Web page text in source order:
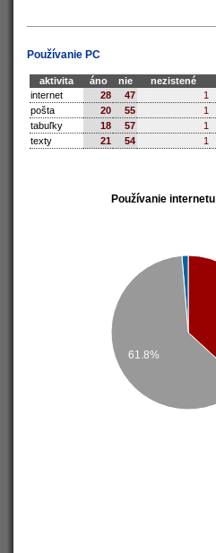
Používanie PC
aktivita áno nie nezistené
internet
28 47 1
pošta
20 55 1
tabuľky
18 57 1
texty
21 54 1
Používanie internetu
61.8%